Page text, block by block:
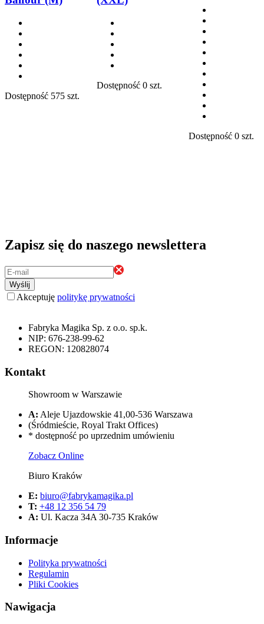
Dostępność 575 szt.
Dostępność 0 szt.
Dostępność 0 szt.
Zapisz się do naszego newslettera
Wyślij
Akceptuję politykę prywatności
Fabryka Magika Sp. z o.o. sp.k.
NIP: 676-238-99-62
REGON: 120828074
Kontakt
Showroom w Warszawie
A: Aleje Ujazdowskie 41,00-536 Warszawa
(Śródmieście, Royal Trakt Offices)
* dostępność po uprzednim umówieniu
Zobacz Online
Biuro Kraków
E: biuro@fabrykamagika.pl
T: +48 12 356 54 79
A: Ul. Kacza 34A 30-735 Kraków
Informacje
Polityka prywatności
Regulamin
Pliki Cookies
Nawigacja